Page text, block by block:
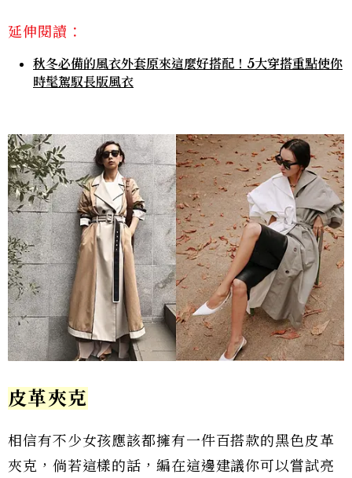
延伸閱讀：
秋冬必備的風衣外套原來這麼好搭配！5大穿搭重點使你
時髦駕馭長版風衣
皮革夾克
相信有不少女孩應該都擁有一件百搭款的黑色皮革
夾克，倘若這樣的話，編在這邊建議你可以嘗試亮